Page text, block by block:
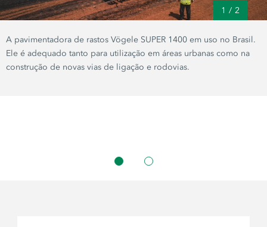
1 / 2
A pavimentadora de rastos Vögele SUPER 1400 em uso no Brasil.
Ele é adequado tanto para utilização em áreas urbanas como na
construção de novas vias de ligação e rodovias.